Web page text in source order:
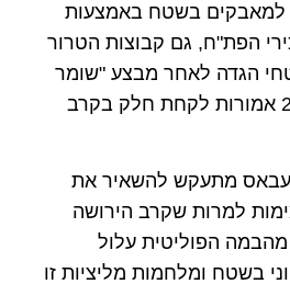
למאבקים בשטח באמצעות
הפת"ח, גם קבוצות הטרור
הגדה לאחר מבצע "שומר
אמורות לקחת חלק בקרב
עבאס מתעקש להשאיר את
למרות שקרב הירושה
מהבמה הפוליטית עלול
בשטח ומלחמות מליציות זו